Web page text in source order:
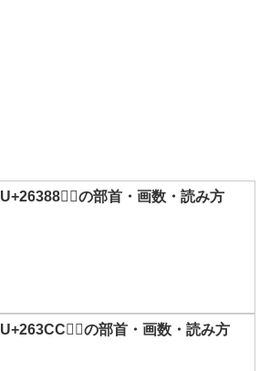
U+26388｜𦎈の部首・画数・読み方
U+263CC｜𦏌の部首・画数・読み方